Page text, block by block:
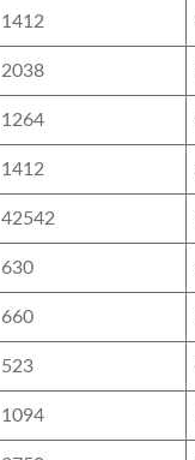
1412
2038
1264
1412
42542
630
660
523
1094